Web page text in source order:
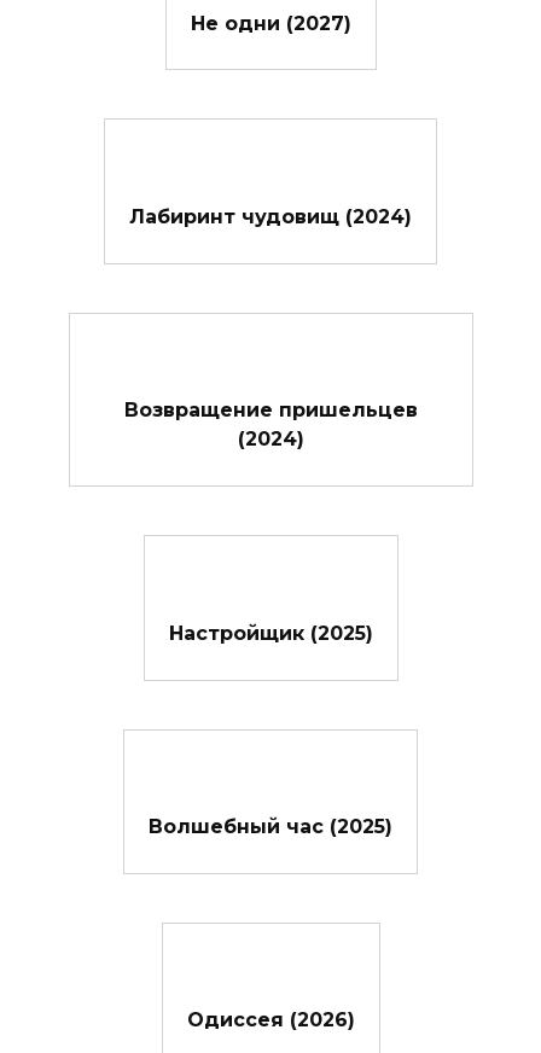
Не одни (2027)
Лабиринт чудовищ (2024)
Возвращение пришельцев
(2024)
Настройщик (2025)
Волшебный час (2025)
Одиссея (2026)